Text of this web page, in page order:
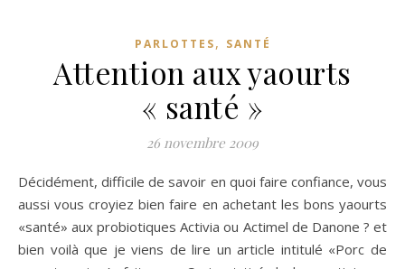
PARLOTTES, SANTÉ
Attention aux yaourts
« santé »
26 novembre 2009
Décidément, difficile de savoir en quoi faire confiance, vous
aussi vous croyiez bien faire en achetant les bons yaourts
«santé» aux probiotiques Activia ou Actimel de Danone ? et
bien voilà que je viens de lire un article intitulé «Porc de